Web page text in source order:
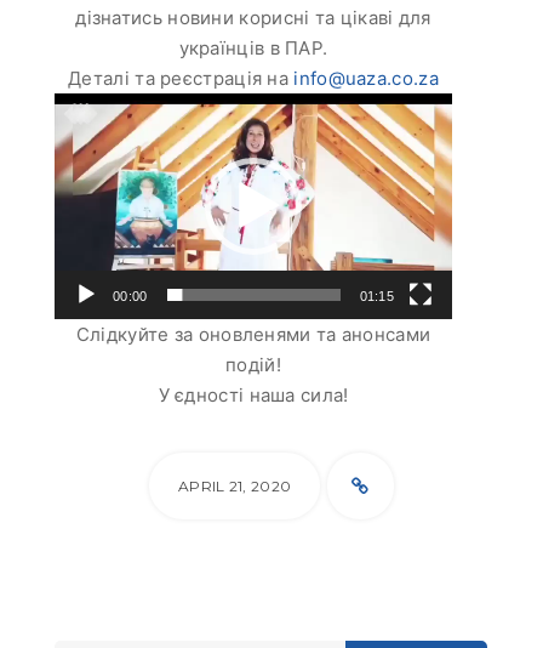
дізнатись новини корисні та цікаві для
українців в ПАР.
Деталі та реєстрація на info@uaza.co.za
Video
Player
00:00 01:15
Слідкуйте за оновленями та анонсами
подій!
У єдності наша сила!
APRIL 21, 2020